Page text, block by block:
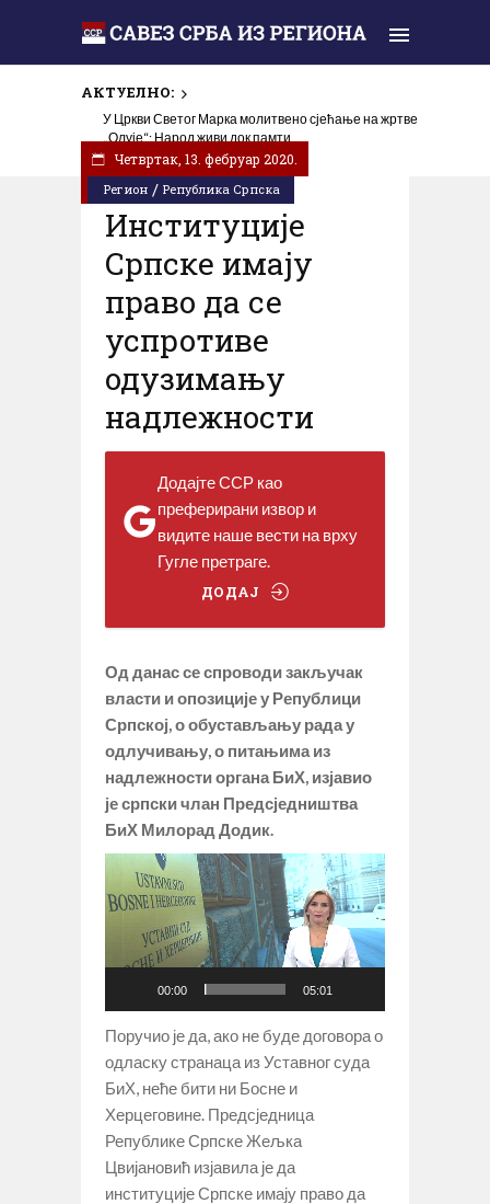
АКТУЕЛНО:
Линта: Томпсон и 30.000 Хрвата славили у Шибенику
прогон и убијање Срба у злочиначкој акцији „Олуја”
Регион / Република Српска
Четвртак, 13. фебруар 2020.
Институције
Српске имају
право да се
успротиве
одузимању
надлежности
Додајте ССР као
преферирани извор и
видите наше вести на врху
Гугле претраге.
ДОДАЈ
Од данас се спроводи закључак
власти и опозиције у Републици
Српској, о обустављању рада у
одлучивању, о питањима из
надлежности органа БиХ, изјавио
је српски члан Предсједништва
БиХ Милорад Додик.
Прегледач
видео
записа
00:00 05:01
Поручио је да, ако не буде договора о
одласку странаца из Уставног суда
БиХ, неће бити ни Босне и
Херцеговине. Предсједница
Републике Српске Жељка
Цвијановић изјавила је да
институције Српске имају право да